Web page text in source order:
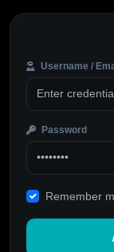
Username /
Password
Remember